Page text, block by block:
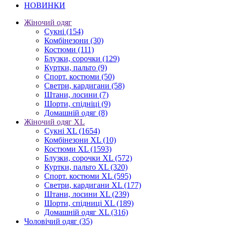
НОВИНКИ
Жіночий одяг
Сукні (154)
Комбінезони (30)
Костюми (111)
Блузки, сорочки (129)
Куртки, пальто (9)
Спорт. костюми (50)
Светри, кардигани (58)
Штани, лосини (7)
Шорти, спідніці (9)
Домашній одяг (8)
Жіночий одяг XL
Cукні XL (1654)
Комбінезони XL (10)
Костюми XL (1593)
Блузки, сорочки XL (572)
Куртки, пальто XL (320)
Спорт. костюми XL (595)
Светри, кардигани XL (177)
Штани, лосини XL (239)
Шорти, спідниці XL (189)
Домашній одяг XL (316)
Чоловічий одяг (35)